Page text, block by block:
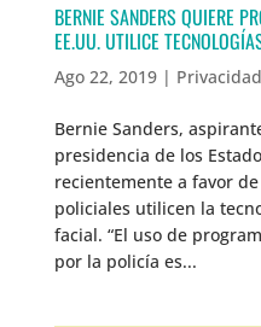
BERNIE SANDERS QUIERE
EE.UU. UTILICE
Ago 22, 2019| Privacidad
Bernie Sanders,
presidencia de los
recientemente a favor
policiales utilicen la
facial. “El uso de
por la policía es...